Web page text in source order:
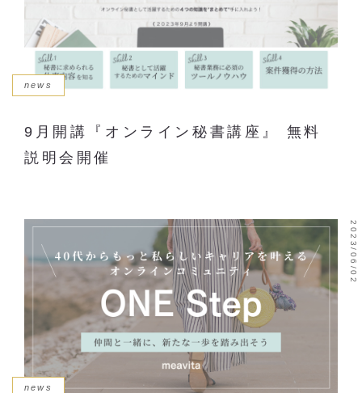
news
9月開講『オンライン秘書講座』 無料
説明会開催
news
2023/06/02